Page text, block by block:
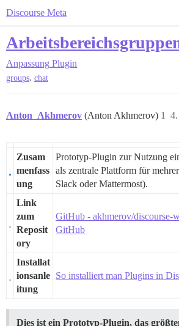
Discourse Meta
Anpassung Plugin
groups, chat
Anton_Akhmerov (Anton Akhmerov) 1
Zusam
menfass
ung
Prototyp-Plugin zur Nutzung
als zentrale Plattform für
Slack oder Mattermost).
Link
zum
Reposit
ory
GitHub - akhmerov/discourse-
GitHub
Installat
ionsanle
itung
So installiert man Plugins in
Dies ist ein Prototyp-Plugin, das